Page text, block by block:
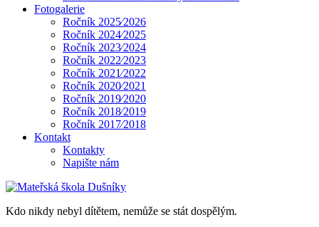
Fotogalerie
Ročník 2025⁄2026
Ročník 2024⁄2025
Ročník 2023⁄2024
Ročník 2022⁄2023
Ročník 2021⁄2022
Ročník 2020⁄2021
Ročník 2019⁄2020
Ročník 2018⁄2019
Ročník 2017⁄2018
Kontakt
Kontakty
Napište nám
Kdo nikdy nebyl dítětem, nemůže se stát dospělým.